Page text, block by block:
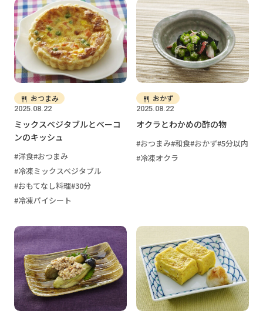
2025.08.22
おつまみ
ミックスベジタブルとベーコ
ンのキッシュ
洋食 おつまみ
冷凍ミックスベジタブル
おもてなし料理 30分
冷凍パイシート
2025.08.22
おかず
オクラとわかめの酢の物
おつまみ 和食 おかず 5分以内
冷凍オクラ